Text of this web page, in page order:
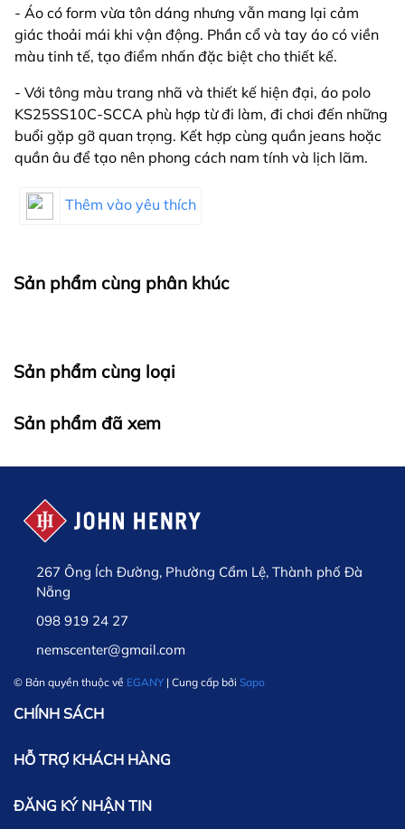
- Áo có form vừa tôn dáng nhưng vẫn mang lại cảm
giác thoải mái khi vận động. Phần cổ và tay áo có viền
màu tinh tế, tạo điểm nhấn đặc biệt cho thiết kế.
- Với tông màu trang nhã và thiết kế hiện đại, áo polo
KS25SS10C-SCCA phù hợp từ đi làm, đi chơi đến những
buổi gặp gỡ quan trọng. Kết hợp cùng quần jeans hoặc
quần âu để tạo nên phong cách nam tính và lịch lãm.
Thêm vào yêu thích
Sản phẩm cùng phân khúc
Sản phẩm cùng loại
Sản phẩm đã xem
267 Ông Ích Đường, Phường Cẩm Lệ, Thành phố Đà
Nẵng
098 919 24 27
nemscenter@gmail.com
© Bản quyền thuộc về EGANY | Cung cấp bởi Sapo
CHÍNH SÁCH
HỖ TRỢ KHÁCH HÀNG
ĐĂNG KÝ NHẬN TIN